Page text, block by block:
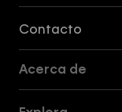
Contacto
Acerca de